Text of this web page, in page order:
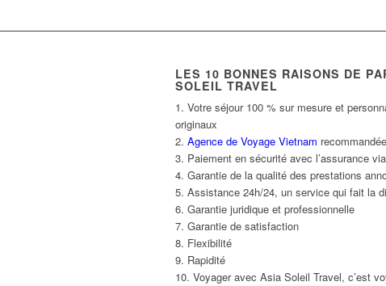
LES 10 BONNES RAISONS DE
SOLEIL TRAVEL
1. Votre séjour 100 % sur mesure et
originaux
2. Agence de Voyage Vietnam
3. Paiement en sécurité avec l’assurance
4. Garantie de la qualité des prestations
5. Assistance 24h/24, un service qui fait la
6. Garantie juridique et professionnelle
7. Garantie de satisfaction
8. Flexibilité
9. Rapidité
10. Voyager avec Asia Soleil Travel, c’est